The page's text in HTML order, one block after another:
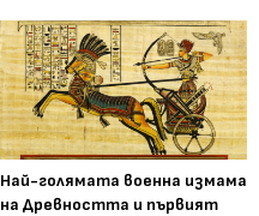
Най-голямата военна измама
на Древността и първият